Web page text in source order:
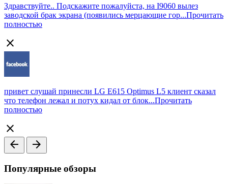
Здравствуйте.. Подскажите пожалуйста, на I9060 вылез
заводской брак экрана (появились мерцающие гор...Прочитать
полностью
close
привет слушай принесли LG E615 Optimus L5 клиент сказал
что телефон лежал и потух кидал от блок...Прочитать
полностью
close
arrow_back
arrow_forward
Популярные обзоры